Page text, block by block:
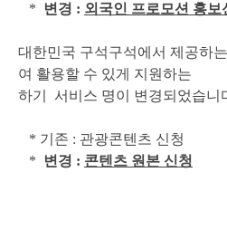
*
변경 : 외국인 프로모션 홍보
대한민국 구석구석에서 제공하
여 활용할 수 있게 지원하는
하기 서비스 명이 변경되었습니
* 기존 : 관광콘텐츠 신청
*
변경 : 콘텐츠 원본 신청